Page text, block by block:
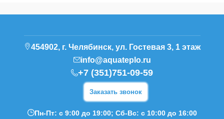
454902, г. Челябинск, ул. Гостевая 3, 1 этаж
info@aquateplo.ru
+7 (351)751-09-59
Заказать звонок
Пн-Пт: с 9:00 до 19:00; Сб-Вс: с 10:00 до 16:00